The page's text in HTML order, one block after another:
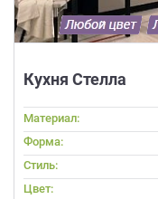
Кухня Стелла
Материал:
Форма:
Стиль:
Цвет: